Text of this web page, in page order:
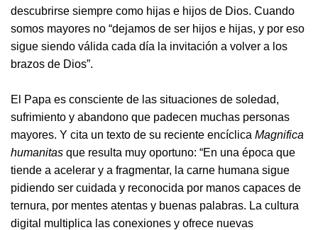
descubrirse siempre como hijas e hijos de Dios. Cuando
somos mayores no “dejamos de ser hijos e hijas, y por eso
sigue siendo válida cada día la invitación a volver a los
brazos de Dios”.
El Papa es consciente de las situaciones de soledad,
sufrimiento y abandono que padecen muchas personas
mayores. Y cita un texto de su reciente encíclica Magnifica
humanitas que resulta muy oportuno: “En una época que
tiende a acelerar y a fragmentar, la carne humana sigue
pidiendo ser cuidada y reconocida por manos capaces de
ternura, por mentes atentas y buenas palabras. La cultura
digital multiplica las conexiones y ofrece nuevas